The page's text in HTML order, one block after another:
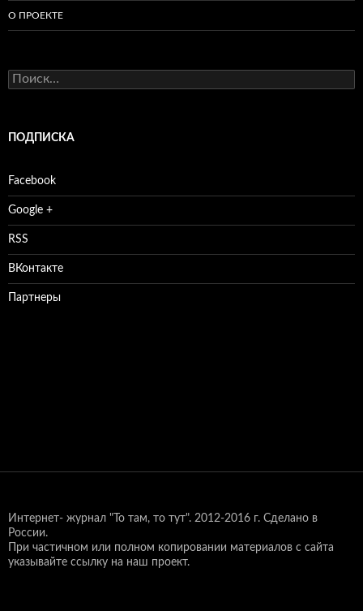
О ПРОЕКТЕ
Найти:
ПОДПИСКА
Facebook
Google +
RSS
ВКонтакте
Партнеры
Интернет- журнал "То там, то тут". 2012-2016 г. Сделано в
России.
При частичном или полном копировании материалов с сайта
указывайте ссылку на наш проект.